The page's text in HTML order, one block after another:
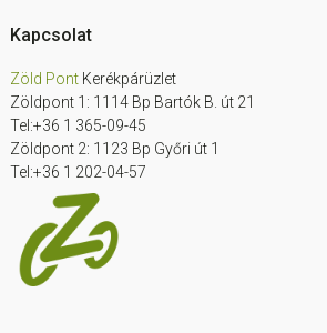
Footer
Kapcsolat
Zöld PontKerékpárüzlet
Zöldpont 1: 1114 Bp Bartók B. út 21
Tel:+36 1 365-09-45
Zöldpont 2: 1123 Bp Győri út 1
Tel:+36 1 202-04-57